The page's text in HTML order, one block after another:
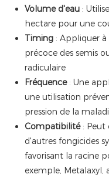
Volume d'eau :
hectare pour une
Timing : Appliquer
précoce des semis
radiculaire
Fréquence : Une
une utilisation
pression de la
Compatibilité : Peut
d'autres fongicides
favorisant la racine
exemple, Metalaxyl,